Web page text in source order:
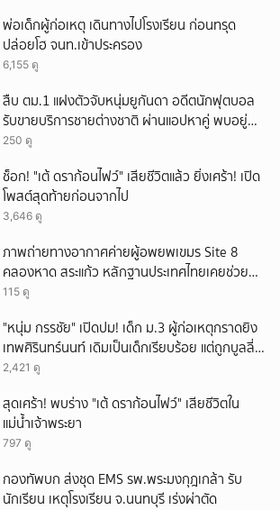
พ่อเด็กผู้ก่อเหตุ เดินทางไปโรงเรียน ก่อนทรุด
ปล่อยโฮ จนท.เข้าประครอง
6,155 ดู
สืบ ตม.1 แฝงตัวจับหนุ่มยูกันดา อดีตนักฟุตบอล
รับขายบริการชายต่างชาติ ผ่านแอปหาคู่ พบอยู่
เกินกำหนดอนุญาต
250 ดู
ช็อก! "เต้ ดราก้อนไฟว์" เสียชีวิตแล้ว ยิ่งเศร้า! เปิด
โพสต์สุดท้ายก่อนจากไป
3,646 ดู
ภาพถ่ายทางอากาศค่ายผู้อพยพเขมร Site 8
คลองหาด สระแก้ว หลักฐานประเทศไทยเคยช่วยคน
เขมร
115 ดู
"หนุ่ม กรรชัย" เปิดปม! เด็ก ม.3 ผู้ก่อเหตุกราดยิง
เทพศิรินทร์นนท์ เดิมเป็นเด็กเรียบร้อย แต่ถูกบูลลี่
หนัก คาดแรงกดดันสะสมกลายเป็นแรงแค้น จนก่อ
2,421 ดู
สุดเศร้า! พบร่าง "เต้ ดราก้อนไฟว์" เสียชีวิตใน
แม่น้ำเจ้าพระยา
797 ดู
กองทัพบก ส่งชุด EMS รพ.พระมงกุฎเกล้า รับ
นักเรียน เหตุโรงเรียน จ.นนทบุรี เร่งผ่าตัด